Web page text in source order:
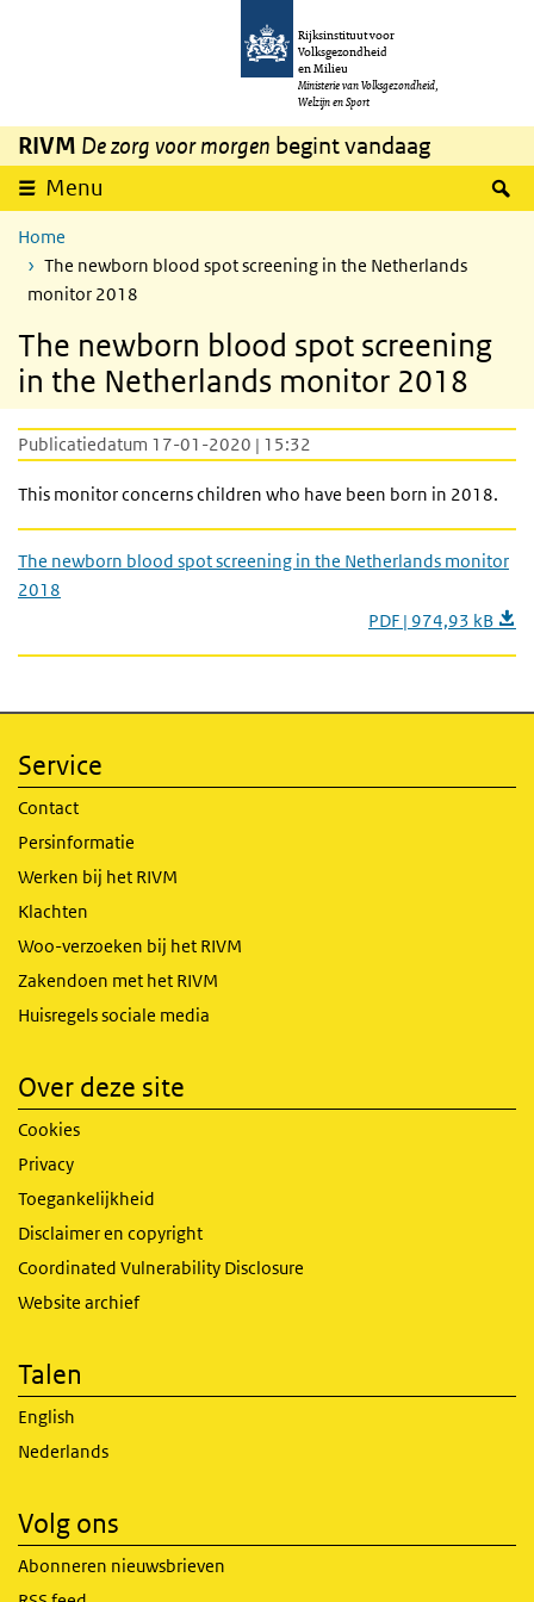
Overslaan en naar de inhoud gaan
Rijksinstituut voor
Volksgezondheid
en Milieu
Ministerie van Volksgezondheid,
Welzijn en Sport
RIVM De zorg voor morgen begint vandaag
Menu
Home
The newborn blood spot screening in the Netherlands
monitor 2018
The newborn blood spot screening
in the Netherlands monitor 2018
Publicatiedatum 17-01-2020 | 15:32
This monitor concerns children who have been born in 2018.
The newborn blood spot screening in the Netherlands monitor
2018
PDF | 974,93 kB
Service
Contact
Persinformatie
Werken bij het RIVM
Klachten
Woo-verzoeken bij het RIVM
Zakendoen met het RIVM
Huisregels sociale media
Over deze site
Cookies
Privacy
Toegankelijkheid
Disclaimer en copyright
Coordinated Vulnerability Disclosure
Website archief
Talen
English
Nederlands
Volg ons
Abonneren nieuwsbrieven